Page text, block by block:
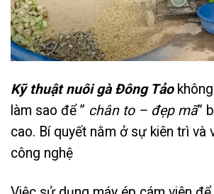
Kỹ thuật nuôi gà Đông Tảokhông
làm sao để ” chân to – đẹp mã”
cao. Bí quyết nằm ở sự kiên trì và
công nghệ